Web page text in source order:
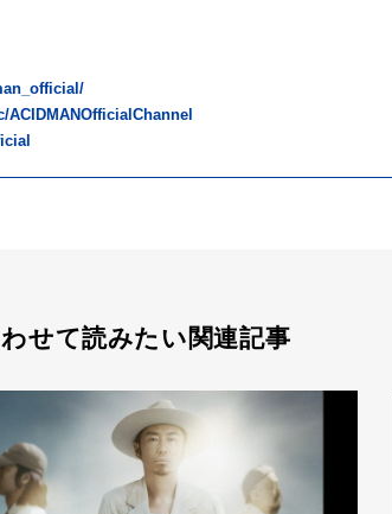
せて読みたい関連記事